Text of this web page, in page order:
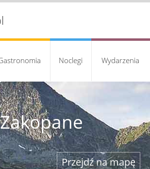
Noclegi Wydarzenia
Zakopane
Przejdź na mapę